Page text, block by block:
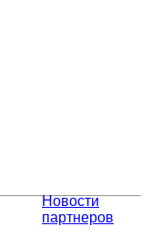
Новости
партнеров